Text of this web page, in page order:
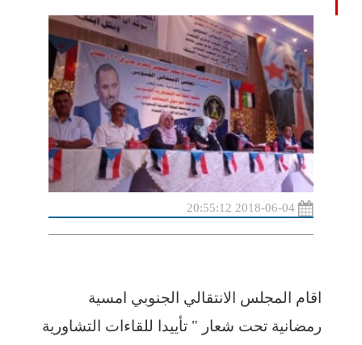
اقام المجلس الانتقالي الجنوبي امسية
رمضانية تحت شعار " تأييدا للقاءات التشاورية